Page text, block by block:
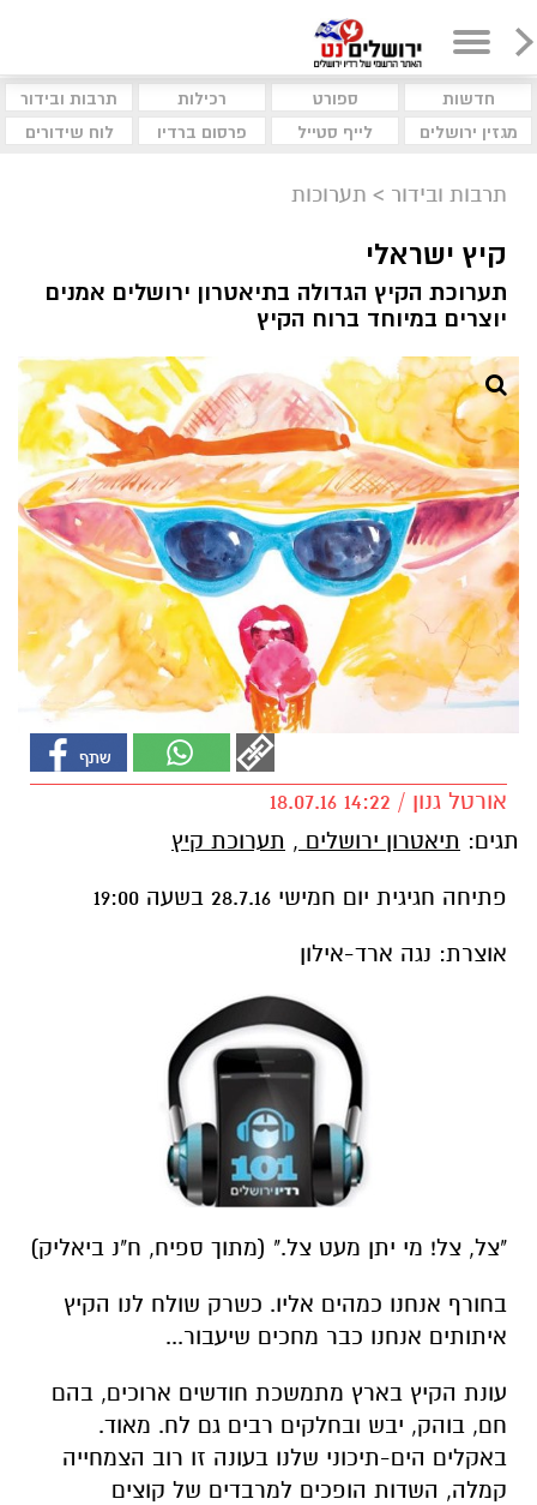
חדשות ספורט רכילות
תרבות ובידור
מגזין ירושלים
לייף סטייל פרסום ברדיו לוח שידורים
תרבות ובידור > תערוכות
קיץ ישראלי
תערוכת הקיץ הגדולה בתיאטרון ירושלים אמנים
יוצרים במיוחד ברוח הקיץ
אורטל גנון / 14:22 18.07.16
תגים: תיאטרון ירושלים , תערוכת קיץ
פתיחה חגיגית יום חמישי 28.7.16 בשעה 19:00
אוצרת: נגה ארד-אילון
"צל, צל! מי יתן מעט צל." (מתוך ספיח, ח"נ ביאליק)
בחורף אנחנו כמהים אליו. כשרק שולח לנו הקיץ
איתותים אנחנו כבר מחכים שיעבור...
עונת הקיץ בארץ מתמשכת חודשים ארוכים, בהם
חם, בוהק, יבש ובחלקים רבים גם לח. מאוד.
באקלים הים-תיכוני שלנו בעונה זו רוב הצמחייה
קמלה, השדות הופכים למרבדים של קוצים